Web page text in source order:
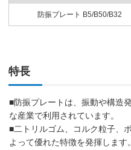
防振プレート B5/B50/B32
特長
■防振プレートは、振動や構造
な産業で利用されています。
■二トリルゴム、コルク粒子、
よって優れた特徴を発揮します。